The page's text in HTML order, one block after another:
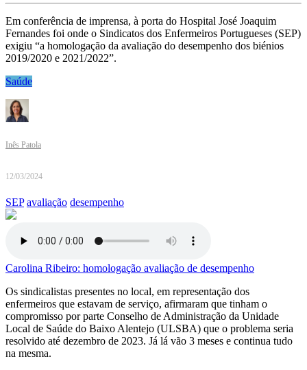
Em conferência de imprensa, à porta do Hospital José Joaquim
Fernandes foi onde o Sindicatos dos Enfermeiros Portugueses (SEP)
exigiu “a homologação da avaliação do desempenho dos biénios
2019/2020 e 2021/2022”.
Saúde
Inês Patola
12/03/2024
SEP avaliação desempenho
Carolina Ribeiro: homologação avaliação de desempenho
Os sindicalistas presentes no local, em representação dos
enfermeiros que estavam de serviço, afirmaram que tinham o
compromisso por parte Conselho de Administração da Unidade
Local de Saúde do Baixo Alentejo (ULSBA) que o problema seria
resolvido até dezembro de 2023. Já lá vão 3 meses e continua tudo
na mesma.